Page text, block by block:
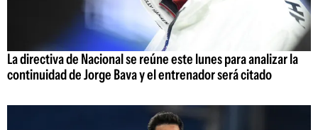
La directiva de Nacional se reúne este lunes para analizar la
continuidad de Jorge Bava y el entrenador será citado